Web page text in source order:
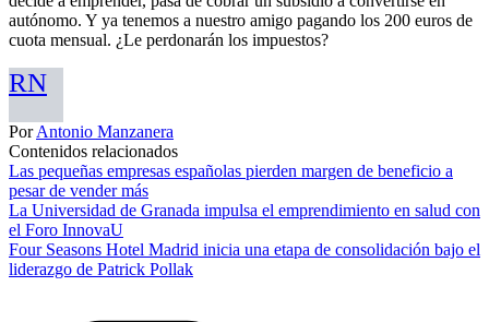
autónomo. Y ya tenemos a nuestro amigo pagando los 200 euros de
cuota mensual. ¿Le perdonarán los impuestos?
RN
PorAntonio Manzanera
Contenidos relacionados
Las pequeñas empresas españolas pierden margen de beneficio a
pesar de vender más
La Universidad de Granada impulsa el emprendimiento en salud con
el Foro InnovaU
Four Seasons Hotel Madrid inicia una etapa de consolidación bajo el
liderazgo de Patrick Pollak